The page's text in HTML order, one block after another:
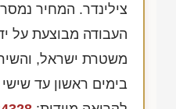
צילינדר. המחיר
העבודה מבוצעת על
משטרת ישראל,
בימים ראשון עד